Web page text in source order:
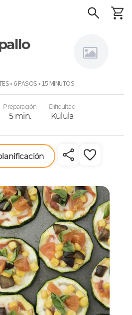
• 6 PASOS • 15 MINUTOS
Preparación
5 min.
Dificultad
Kulula